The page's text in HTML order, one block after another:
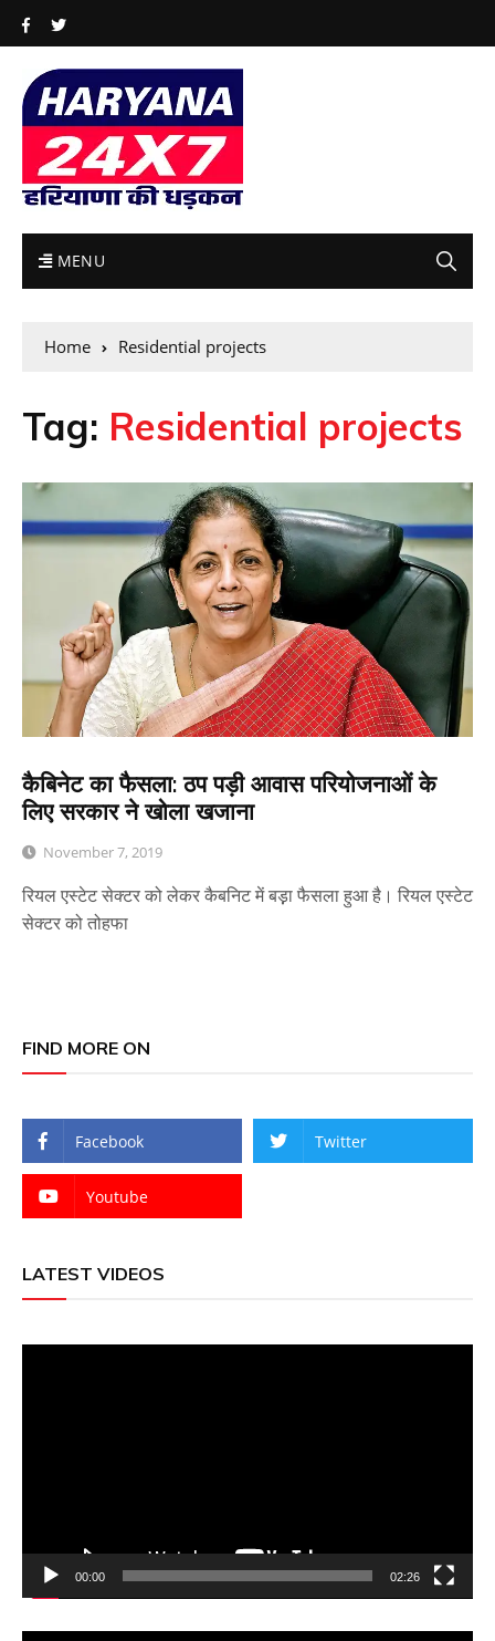
MENU
Home Residential projects
Tag: Residential projects
कैबिनेट का फैसला: ठप पड़ी आवास परियोजनाओं के
लिए सरकार ने खोला खजाना
November 7, 2019
रियल एस्टेट सेक्टर को लेकर कैबनिट में बड़़ा फैसला हुआ है। रियल एस्टेट
सेक्टर को तोहफा
FIND MORE ON
Facebook Twitter
Youtube
LATEST VIDEOS
00:00 02:26